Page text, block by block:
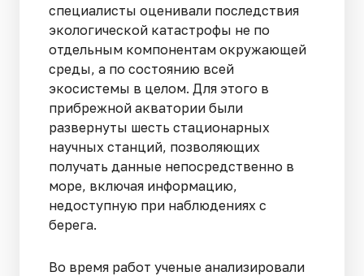
специалисты оценивали последствия
экологической катастрофы не по
отдельным компонентам окружающей
среды, а по состоянию всей
экосистемы в целом. Для этого в
прибрежной акватории были
развернуты шесть стационарных
научных станций, позволяющих
получать данные непосредственно в
море, включая информацию,
недоступную при наблюдениях с
берега.
Во время работ ученые анализировали